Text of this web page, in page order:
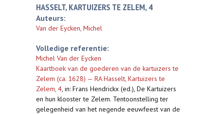
HASSELT, KARTUIZERS TE ZELEM, 4
Auteurs:
Van der Eycken, Michel
Volledige referentie:
Michel Van der Eycken
Kaartboek van de goederen van de kartuizers te
Zelem (ca. 1628) — RA Hasselt, Kartuizers te
Zelem, 4, in: Frans Hendrickx (ed.), De Kartuizers
en hun klooster te Zelem. Tentoonstelling ter
gelegenheid van het negende eeuwfeest van de